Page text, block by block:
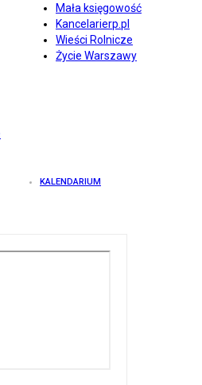
Mała księgowość
Kancelarierp.pl
Wieści Rolnicze
Życie Warszawy
KALENDARIUM